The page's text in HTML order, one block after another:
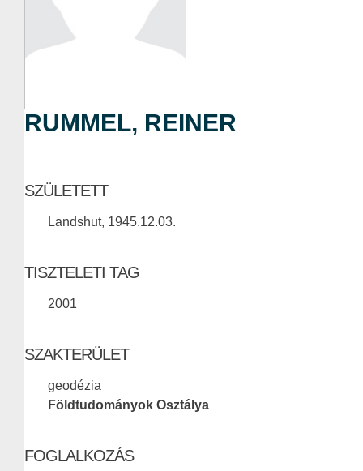
RUMMEL, REINER
SZÜLETETT
Landshut, 1945.12.03.
TISZTELETI TAG
2001
SZAKTERÜLET
geodézia
Földtudományok Osztálya
FOGLALKOZÁS